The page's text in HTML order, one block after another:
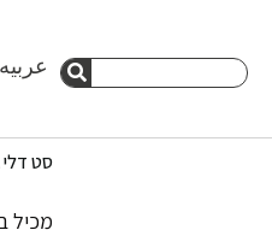
לתוכן חיפוש
عربيه
סט דלי NOVA